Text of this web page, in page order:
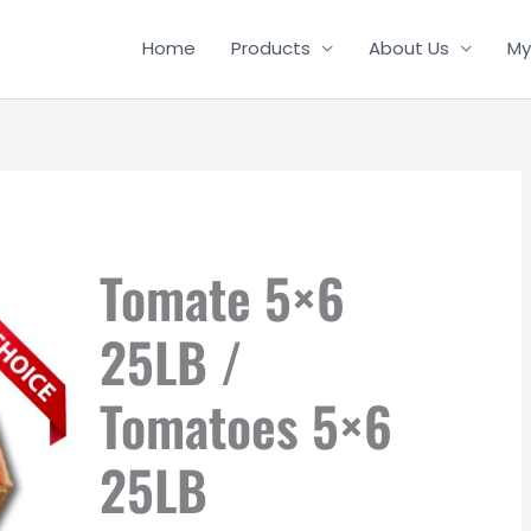
Home Products About Us
Tomate 5×6
25LB /
Tomatoes 5×6
25LB